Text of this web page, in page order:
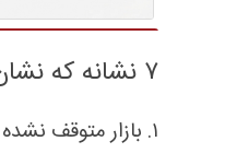
۷ نشانه که نشان می‌دهد هنوز زمان مناسبی برای تبلیغات است
۱. بازار متوقف نشده است؛ نیاز مشتری همچنان وجود دارد